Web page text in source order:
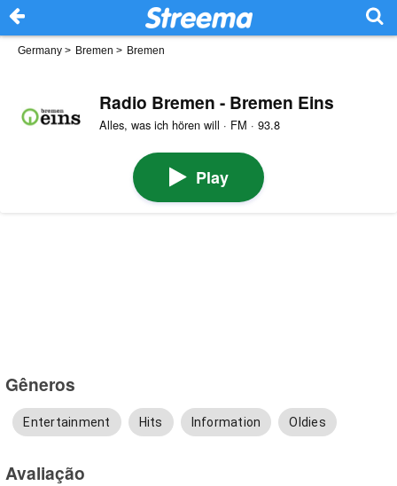
Germany > Bremen > Bremen
Radio Bremen - Bremen Eins
Alles, was ich hören will · FM · 93.8
Play
Gêneros
Entertainment Hits Information Oldies
Avaliação